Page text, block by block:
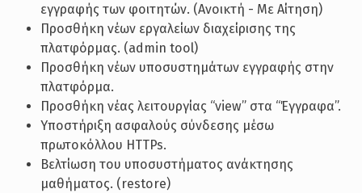
εγγραφής των φοιτητών. (Ανοικτή - Με Αίτηση)
Προσθήκη νέων εργαλείων διαχείρισης της
πλατφόρμας. (admin tool)
Προσθήκη νέων υποσυστημάτων εγγραφής στην
πλατφόρμα.
Προσθήκη νέας λειτουργίας “view” στα “Έγγραφα”.
Υποστήριξη ασφαλούς σύνδεσης μέσω
πρωτοκόλλου HTTPs.
Βελτίωση του υποσυστήματος ανάκτησης
μαθήματος. (restore)